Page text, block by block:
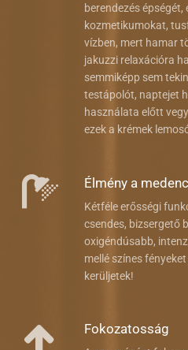
berendezés
kozmetikumokat,
vízben, mert hamar
jakuzzi relaxációra
semmiképp sem
testápolót, naptejet
használata előtt
ezek a krémek
Élmény a
Kétféle erősségi
csendes, bizsergető
oxigéndúsabb,
mellé színes
kerüljetek!
Fokozatosság